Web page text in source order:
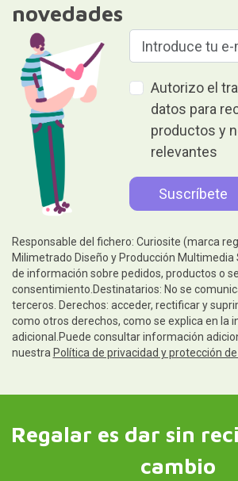
novedades
Autorizo el
datos para
productos y
relevantes
Responsable del fichero: Curiosite (marca
Milimetrado Diseño y Producción Multimedia
de información sobre pedidos, productos o
consentimiento.Destinatarios: No se
terceros. Derechos: acceder, rectificar y
como otros derechos, como se explica en la
adicional.Puede consultar información
nuestra Política de privacidad y protección
Regalar es dar sin
cambio